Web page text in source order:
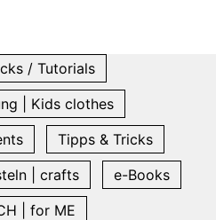
/ Tutorials
| Kids clothes
Tipps & Tricks
| crafts
e-Books
| for ME